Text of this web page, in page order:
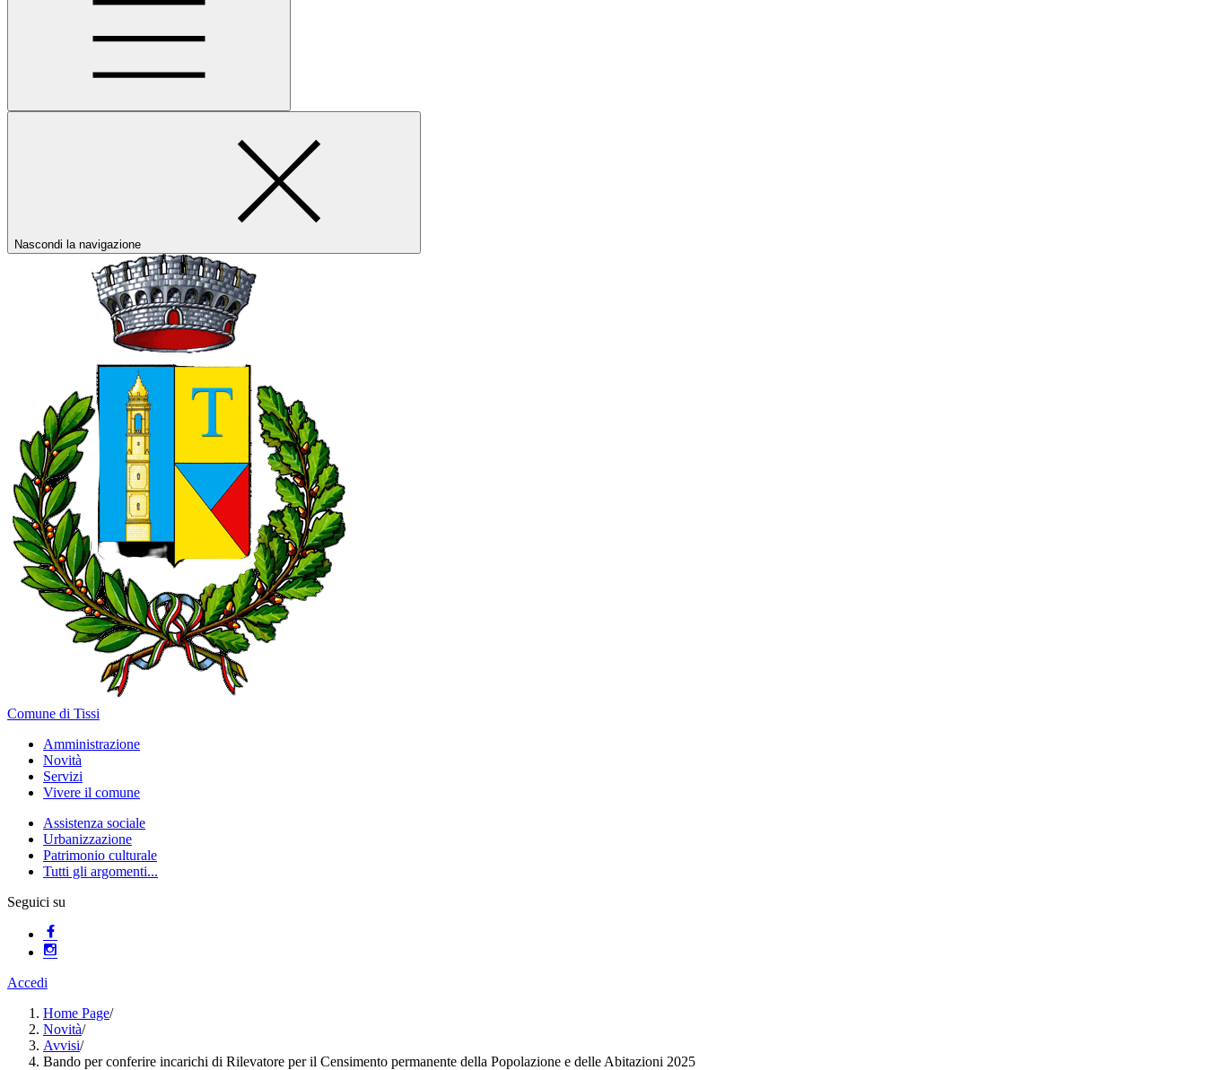
Nascondi la navigazione
Comune di Tissi
Amministrazione
Novità
Servizi
Vivere il comune
Assistenza sociale
Urbanizzazione
Patrimonio culturale
Tutti gli argomenti...
Seguici su
Accedi
Home Page/
Novità/
Avvisi/
Bando per conferire incarichi di Rilevatore per il Censimento permanente della Popolazione e delle Abitazioni 2025